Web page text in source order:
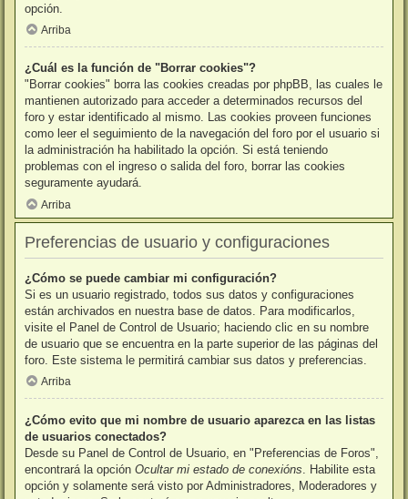
opción.
Arriba
¿Cuál es la función de "Borrar cookies"?
"Borrar cookies" borra las cookies creadas por phpBB, las cuales le
mantienen autorizado para acceder a determinados recursos del
foro y estar identificado al mismo. Las cookies proveen funciones
como leer el seguimiento de la navegación del foro por el usuario si
la administración ha habilitado la opción. Si está teniendo
problemas con el ingreso o salida del foro, borrar las cookies
seguramente ayudará.
Arriba
Preferencias de usuario y configuraciones
¿Cómo se puede cambiar mi configuración?
Si es un usuario registrado, todos sus datos y configuraciones
están archivados en nuestra base de datos. Para modificarlos,
visite el Panel de Control de Usuario; haciendo clic en su nombre
de usuario que se encuentra en la parte superior de las páginas del
foro. Este sistema le permitirá cambiar sus datos y preferencias.
Arriba
¿Cómo evito que mi nombre de usuario aparezca en las listas
de usuarios conectados?
Desde su Panel de Control de Usuario, en "Preferencias de Foros",
encontrará la opción Ocultar mi estado de conexións . Habilite esta
opción y solamente será visto por Administradores, Moderadores y